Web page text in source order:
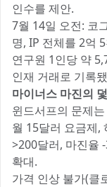
인수를 제안.
7월 14일 오전: 코
명, IP 전체를 2억
연구원 1인당 약
인재 거래로 기록
마이너스 마진의 덫
윈드서프의 문제는
월 15달러 요금제,
>200달러, 마진율
확대.
가격 인상 불가(클